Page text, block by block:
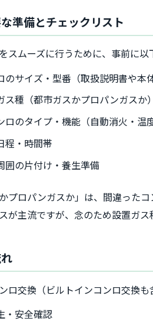
準備とチェックリスト
スムーズに行うために、事前に以
のサイズ・型番（取扱説明書や本
ス種（都市ガスかプロパンガスか）
ロのタイプ・機能（自動消火・温
程・時間帯
囲の片付け・養生準備
プロパンガスか」は、間違った
が主流ですが、念のため設置ガス
ロ交換（ビルトインコンロ交換も
・安全確認